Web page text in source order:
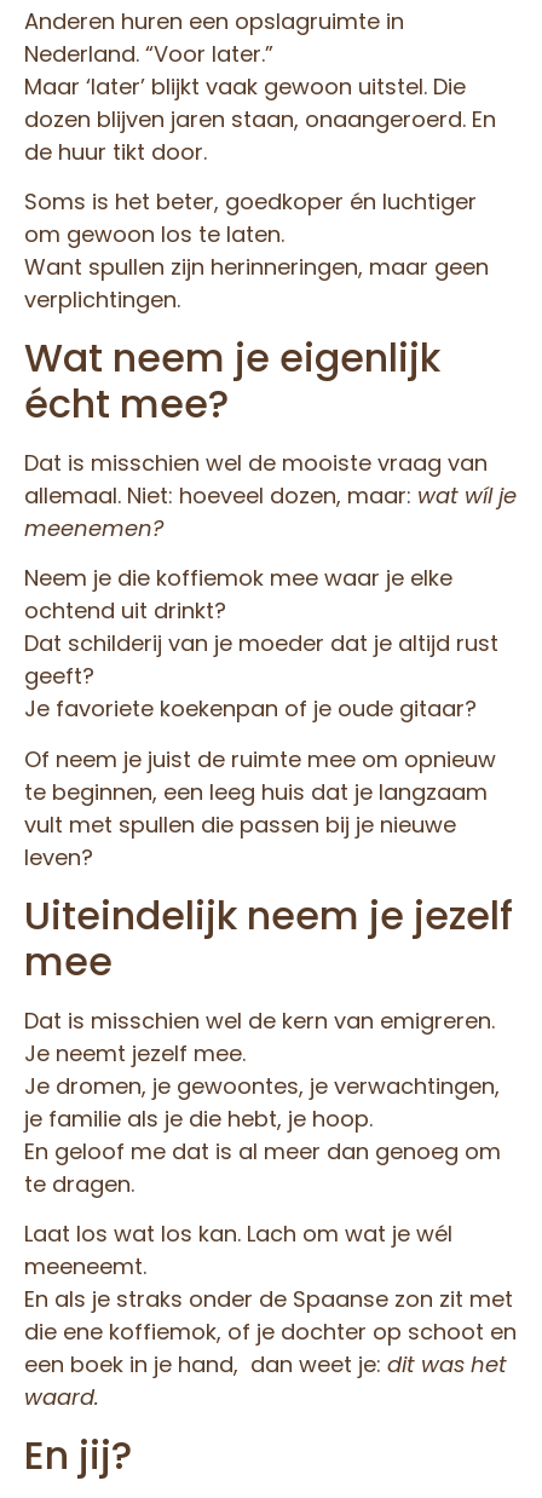
Anderen huren een opslagruimte in
Nederland. “Voor later.”
Maar ‘later’ blijkt vaak gewoon uitstel. Die
dozen blijven jaren staan, onaangeroerd. En
de huur tikt door.
Soms is het beter, goedkoper én luchtiger
om gewoon los te laten.
Want spullen zijn herinneringen, maar geen
verplichtingen.
Wat neem je eigenlijk
écht mee?
Dat is misschien wel de mooiste vraag van
allemaal. Niet: hoeveel dozen, maar: wat wíl je
meenemen?
Neem je die koffiemok mee waar je elke
ochtend uit drinkt?
Dat schilderij van je moeder dat je altijd rust
geeft?
Je favoriete koekenpan of je oude gitaar?
Of neem je juist de ruimte mee om opnieuw
te beginnen, een leeg huis dat je langzaam
vult met spullen die passen bij je nieuwe
leven?
Uiteindelijk neem je jezelf
mee
Dat is misschien wel de kern van emigreren.
Je neemt jezelf mee.
Je dromen, je gewoontes, je verwachtingen,
je familie als je die hebt, je hoop.
En geloof me dat is al meer dan genoeg om
te dragen.
Laat los wat los kan. Lach om wat je wél
meeneemt.
En als je straks onder de Spaanse zon zit met
die ene koffiemok, of je dochter op schoot en
een boek in je hand, dan weet je: dit was het
waard.
En jij?